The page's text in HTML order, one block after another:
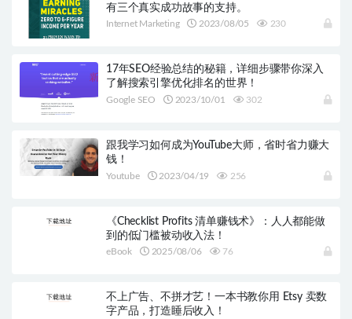
有三个真实成功故事的支持。
Internet Marketing 2023/08/05 230
17年SEO经验总结的秘籍，详细步骤带你深入
了解搜索引擎优化排名的世界！
Google SEO 2023/10/01 302
跟我学习如何成为YouTube大师，省时省力赚大
钱！
Youtube 2023/04/19 256
《Checklist Profits 清单赚钱术》：人人都能做
到的低门槛被动收入法！
eBook 2025/08/06 76
不上广告、不拼才艺！一本书教你用 Etsy 卖数
字产品，打造睡后收入！